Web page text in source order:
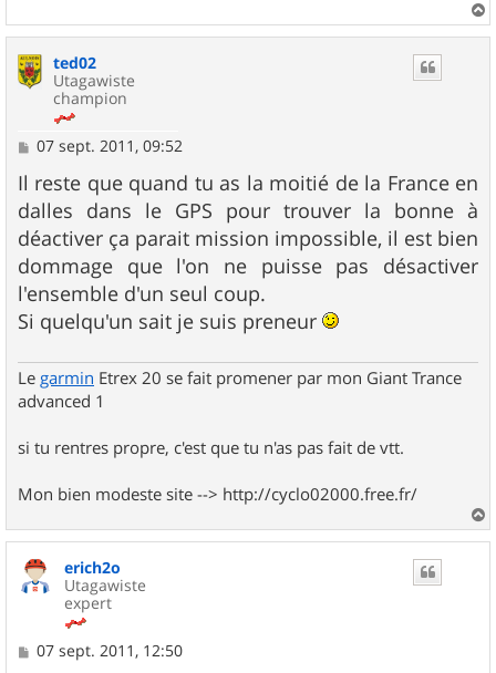
a
ted02
Utagawiste
champion
M
s
s
a
g
e
07 sept. 2011, 09:52
Il reste que quand tu as la moitié de la France en
dalles dans le GPS pour trouver la bonne à
déactiver ça parait mission impossible, il est bien
dommage que l'on ne puisse pas désactiver
l'ensemble d'un seul coup.
Si quelqu'un sait je suis preneur
Le garmin Etrex 20 se fait promener par mon Giant Trance
advanced 1
si tu rentres propre, c'est que tu n'as pas fait de vtt.
Mon bien modeste site --> http://cyclo02000.free.fr/
a
erich2o
Utagawiste
expert
M
07 sept. 2011, 12:50